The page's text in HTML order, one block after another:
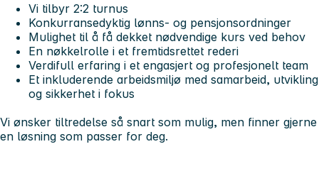
Vi tilbyr 2:2 turnus
Konkurransedyktig lønns- og pensjonsordninger
Mulighet til å få dekket nødvendige kurs ved behov
En nøkkelrolle i et fremtidsrettet rederi
Verdifull erfaring i et engasjert og profesjonelt team
Et inkluderende arbeidsmiljø med samarbeid, utvikling
og sikkerhet i fokus
Vi ønsker tiltredelse så snart som mulig, men finner gjerne
en løsning som passer for deg.